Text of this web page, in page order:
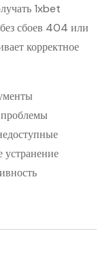
1xbet
сбоев 404 или
корректное
проблемы